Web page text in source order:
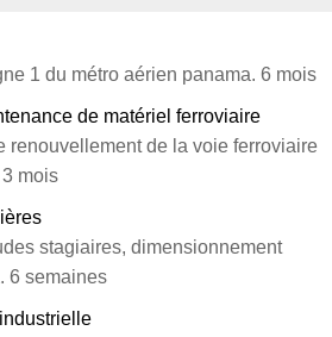
1 du métro aérien panama. 6 mois
de matériel ferroviaire
renouvellement de la voie ferroviaire
mois
stagiaires, dimensionnement
6 semaines